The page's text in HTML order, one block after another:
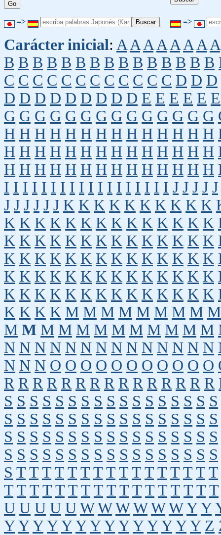
=> =>
Carácter inicial: A A A A A A A A
B B B B B B B B B B B B B B B
C C C C C C C C C C C C D D D
D D D D D D D D D E E E E E E
G G G G G G G G G G G G G G
H H H H H H H H H H H H H H
H H H H H H H H H H H H H H
H H H H H H H H H H H H H H
I I I I I I I I I I I I I I I I I I J J J J J
J J J J J J K K K K K K K K K K
K K K K K K K K K K K K K K
K K K K K K K K K K K K K K
K K K K K K K K K K K K K K
K K K K K K K K K K K K K K
K K K K K K K K K K K K K K
K K K K M M M M M M M M M
M M M M M M M M M M M M
N N N N N N N N N N N N N N
N N N O O O O O O O O O O O
R R R R R R R R R R R R R R R
S S S S S S S S S S S S S S S S S
S S S S S S S S S S S S S S S S S
S S S S S S S S S S S S S S S S S
S S S S S S S S S S S S S S S S S
S T T T T T T T T T T T T T T T T
T T T T T T T T T T T T T T T T T
U U U U U W W W W W W Y Y
Y Y Y Y Y Y Y Y Y Y Y Y Y Y Z